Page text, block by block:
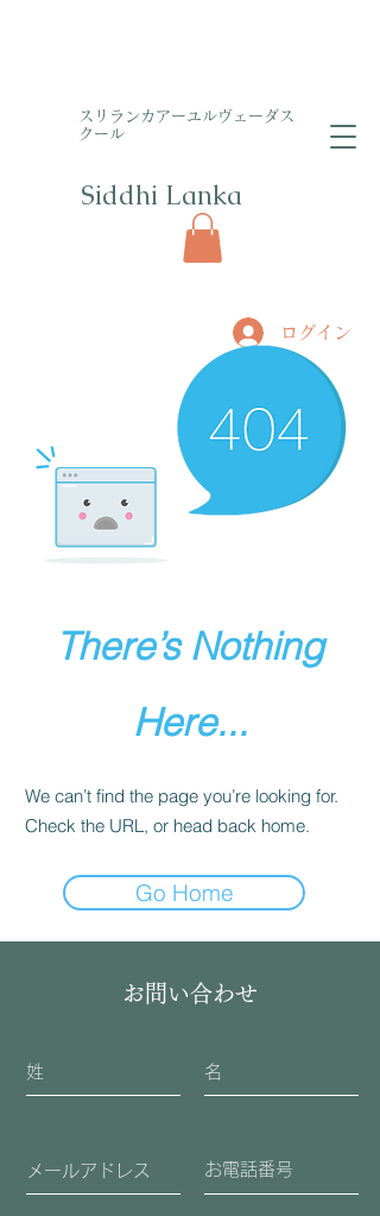
​スリランカアーユルヴェーダス
クール
Siddhi Lanka​
ログイン
There’s Nothing
Here...
We can’t find the page you’re looking for.
Check the URL, or head back home.
Go Home
お問い合わせ